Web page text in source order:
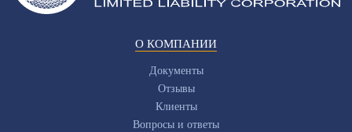
О КОМПАНИИ
Документы
Отзывы
Клиенты
Вопросы и ответы